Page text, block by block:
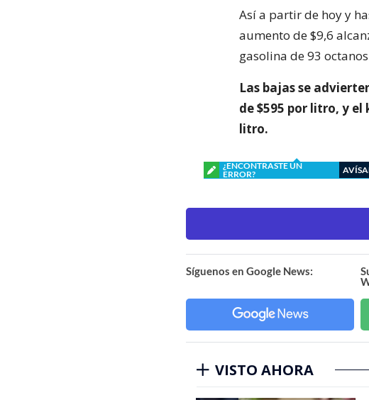
Así a partir de hoy y
aumento de $9,6
gasolina de 93
Las bajas se
de $595 por litro, y el
litro.
¿ENCONTRASTE UN
ERROR?
Síguenos en Google News:
VISTO AHORA